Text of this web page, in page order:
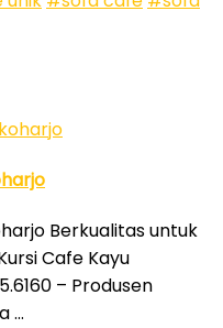
Berkualitas untuk
Cafe Kayu
– Produsen
…